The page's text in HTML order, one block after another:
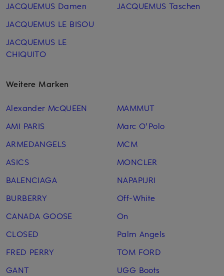
JACQUEMUS Damen
JACQUEMUS LE BISOU
JACQUEMUS LE
CHIQUITO
JACQUEMUS Taschen
Weitere Marken
Alexander McQUEEN
AMI PARIS
ARMEDANGELS
ASICS
BALENCIAGA
BURBERRY
CANADA GOOSE
CLOSED
FRED PERRY
GANT
MAMMUT
Marc O'Polo
MCM
MONCLER
NAPAPIJRI
Off-White
On
Palm Angels
TOM FORD
UGG Boots